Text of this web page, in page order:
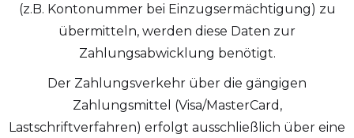
(z.B. Kontonummer bei Einzugsermächtigung) zu
übermitteln, werden diese Daten zur
Zahlungsabwicklung benötigt.
Der Zahlungsverkehr über die gängigen
Zahlungsmittel (Visa/MasterCard,
Lastschriftverfahren) erfolgt ausschließlich über eine